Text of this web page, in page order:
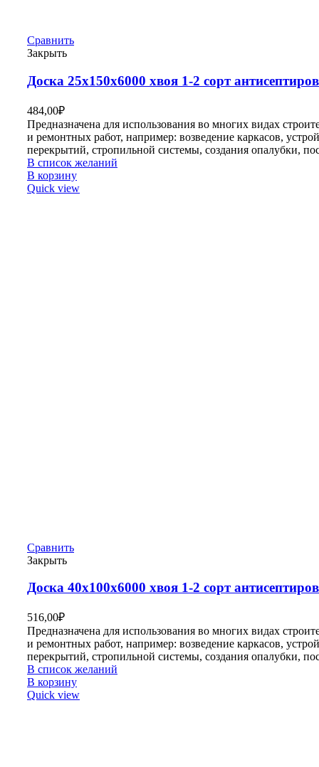
Сравнить
Закрыть
Доска 25х150х6000 хвоя 1-2 сорт
484,00₽
Предназначена для использования во многих видах
и ремонтных работ, например: возведение каркасов,
перекрытий, стропильной системы, создания опалубки,
В список желаний
В корзину
Quick view
Сравнить
Закрыть
Доска 40х100х6000 хвоя 1-2 сорт
516,00₽
Предназначена для использования во многих видах
и ремонтных работ, например: возведение каркасов,
перекрытий, стропильной системы, создания опалубки,
В список желаний
В корзину
Quick view